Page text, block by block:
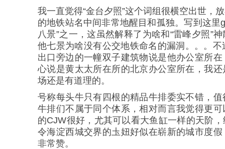
我一直觉得“金台夕照”这个词组很横空出世，
的地铁站名中间非常地醒目和孤独。写到这里
八景”之一，这虽然解释了为啥和“雷峰夕照”
他七景为啥没有公交地铁命名的漏洞。。。
出口旁边的一幢双子建筑物说是他办公室所
心说是黄太太所在所的北京办公室所在，我
场还是有道理的。
号称每头牛只有四根的精品牛排委实不错，
牛排们不属于同个体系，相对而言我觉得更
的CJW很好，尤其可以看大鱼缸一样的天阶
令海淀西城交界的圡妞好似在崭新的城市度
非常赞。